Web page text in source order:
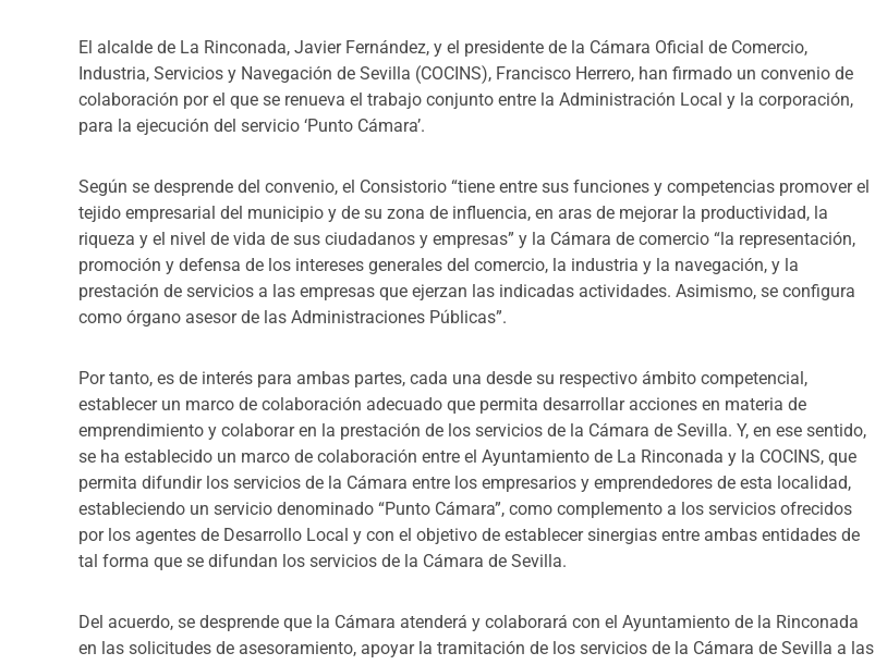
El alcalde de La Rinconada, Javier Fernández, y el presidente de la Cámara Oficial de Comercio,
Industria, Servicios y Navegación de Sevilla (COCINS), Francisco Herrero, han firmado un convenio de
colaboración por el que se renueva el trabajo conjunto entre la Administración Local y la corporación,
para la ejecución del servicio ‘Punto Cámara’.
Según se desprende del convenio, el Consistorio “tiene entre sus funciones y competencias promover el
tejido empresarial del municipio y de su zona de influencia, en aras de mejorar la productividad, la
riqueza y el nivel de vida de sus ciudadanos y empresas” y la Cámara de comercio “la representación,
promoción y defensa de los intereses generales del comercio, la industria y la navegación, y la
prestación de servicios a las empresas que ejerzan las indicadas actividades. Asimismo, se configura
como órgano asesor de las Administraciones Públicas”.
Por tanto, es de interés para ambas partes, cada una desde su respectivo ámbito competencial,
establecer un marco de colaboración adecuado que permita desarrollar acciones en materia de
emprendimiento y colaborar en la prestación de los servicios de la Cámara de Sevilla. Y, en ese sentido,
se ha establecido un marco de colaboración entre el Ayuntamiento de La Rinconada y la COCINS, que
permita difundir los servicios de la Cámara entre los empresarios y emprendedores de esta localidad,
estableciendo un servicio denominado “Punto Cámara”, como complemento a los servicios ofrecidos
por los agentes de Desarrollo Local y con el objetivo de establecer sinergias entre ambas entidades de
tal forma que se difundan los servicios de la Cámara de Sevilla.
Del acuerdo, se desprende que la Cámara atenderá y colaborará con el Ayuntamiento de la Rinconada
en las solicitudes de asesoramiento, apoyar la tramitación de los servicios de la Cámara de Sevilla a las